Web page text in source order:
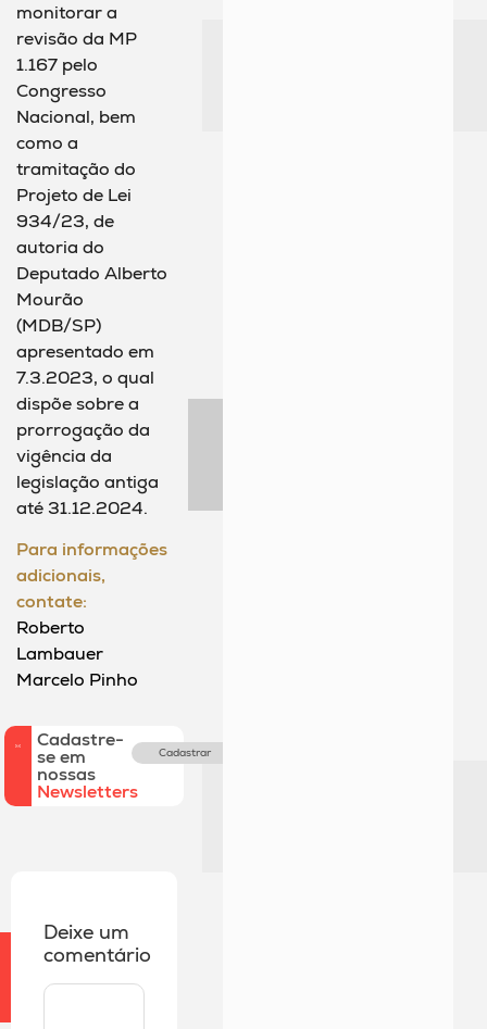
monitorar a
revisão da MP
1.167 pelo
Congresso
Nacional, bem
como a
tramitação do
Projeto de Lei
934/23, de
autoria do
Deputado Alberto
Mourão
(MDB/SP)
apresentado em
7.3.2023, o qual
dispõe sobre a
prorrogação da
vigência da
legislação antiga
até 31.12.2024.
Para informações
adicionais,
contate:
Roberto
Lambauer
Marcelo Pinho
Cadastre-
se em
nossas
Newsletters
Cadastrar
Deixe um
comentário